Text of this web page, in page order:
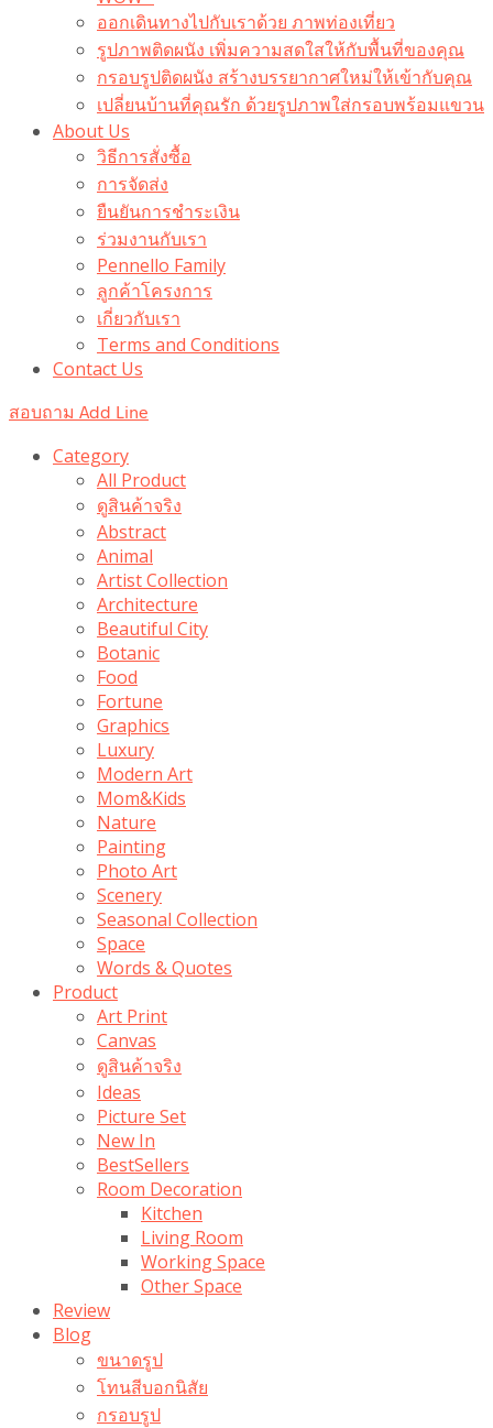
ออกเดินทางไปกับเราด้วย ภาพท่องเที่ยว
รูปภาพติดผนัง เพิ่มความสดใสให้กับพื้นที่ของคุณ
กรอบรูปติดผนัง สร้างบรรยากาศใหม่ให้เข้ากับคุณ
เปลี่ยนบ้านที่คุณรัก ด้วยรูปภาพใส่กรอบพร้อมแขวน​
About Us
วิธีการสั่งซื้อ
การจัดส่ง
ยืนยันการชำระเงิน
ร่วมงานกับเรา
Pennello Family
ลูกค้าโครงการ
เกี่ยวกับเรา
Terms and Conditions
Contact Us
สอบถาม Add Line
Category
All Product
ดูสินค้าจริง
Abstract
Animal
Artist Collection
Architecture
Beautiful City
Botanic
Food
Fortune
Graphics
Luxury
Modern Art
Mom&Kids
Nature
Painting
Photo Art
Scenery
Seasonal Collection
Space
Words & Quotes
Product
Art Print
Canvas
ดูสินค้าจริง
Ideas
Picture Set
New In
BestSellers
Room Decoration
Kitchen
Living Room
Working Space
Other Space
Review
Blog
ขนาดรูป
โทนสีบอกนิสัย
กรอบรูป